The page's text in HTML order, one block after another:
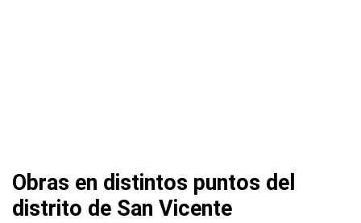
Obras en distintos puntos del
distrito de San Vicente